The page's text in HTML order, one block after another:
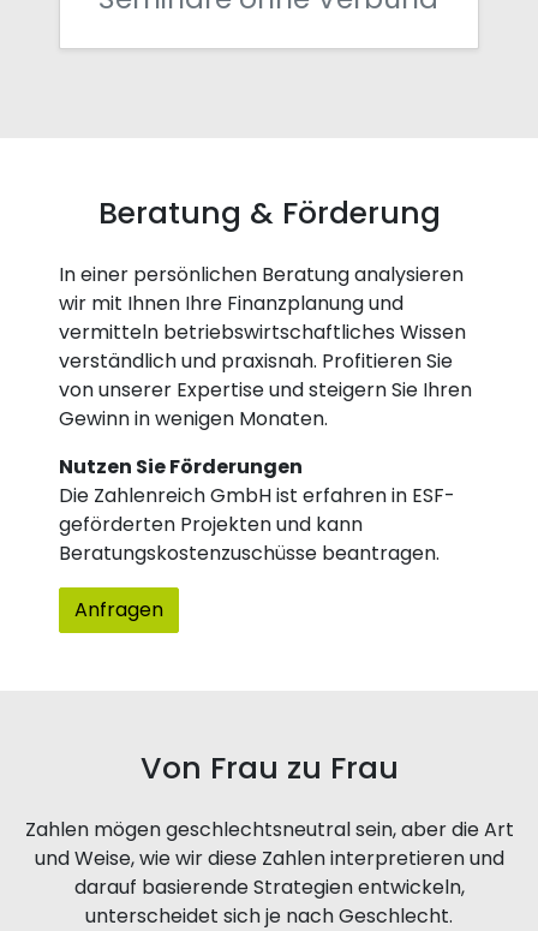
Beratung & Förderung
In einer persönlichen Beratung analysieren
wir mit Ihnen Ihre Finanzplanung und
vermitteln betriebswirtschaftliches Wissen
verständlich und praxisnah. Profitieren Sie
von unserer Expertise und steigern Sie Ihren
Gewinn in wenigen Monaten.
Nutzen Sie Förderungen
Die Zahlenreich GmbH ist erfahren in ESF-
geförderten Projekten und kann
Beratungskostenzuschüsse beantragen.
Anfragen
Von Frau zu Frau
Zahlen mögen geschlechtsneutral sein, aber die Art
und Weise, wie wir diese Zahlen interpretieren und
darauf basierende Strategien entwickeln,
unterscheidet sich je nach Geschlecht.